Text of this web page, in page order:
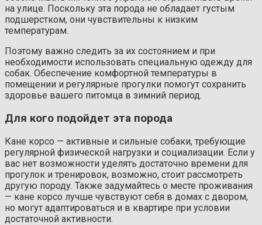
на улице. Поскольку эта порода не обладает густым
подшерстком, они чувствительны к низким
температурам.
Поэтому важно следить за их состоянием и при
необходимости использовать специальную одежду для
собак. Обеспечение комфортной температуры в
помещении и регулярные прогулки помогут сохранить
здоровье вашего питомца в зимний период.
Для кого подойдет эта порода
Кане корсо — активные и сильные собаки, требующие
регулярной физической нагрузки и социализации. Если у
вас нет возможности уделять достаточно времени для
прогулок и тренировок, возможно, стоит рассмотреть
другую породу. Также задумайтесь о месте проживания
— кане корсо лучше чувствуют себя в домах с двором,
но могут адаптироваться и в квартире при условии
достаточной активности.